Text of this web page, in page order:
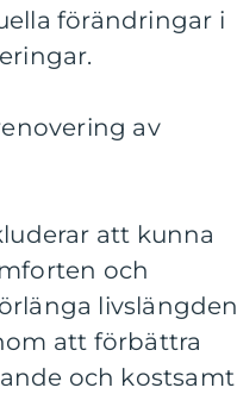
förändringar i
av
att kunna
och
livslängden
att förbättra
och kostsamt